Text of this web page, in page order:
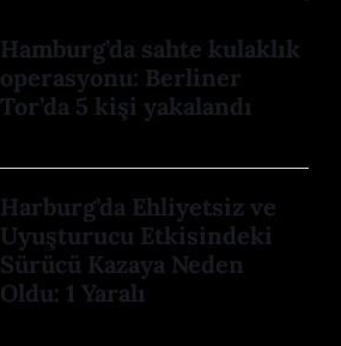
Hamburg’da sahte kulaklık
operasyonu: Berliner
Tor’da 5 kişi yakalandı
Harburg’da Ehliyetsiz ve
Uyuşturucu Etkisindeki
Sürücü Kazaya Neden
Oldu: 1 Yaralı